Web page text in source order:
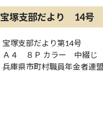
宝塚支部だより 14号
宝塚支部だより第14号
Ａ４ ８Ｐ カラー 中綴じ
兵庫県市町村職員年金者連